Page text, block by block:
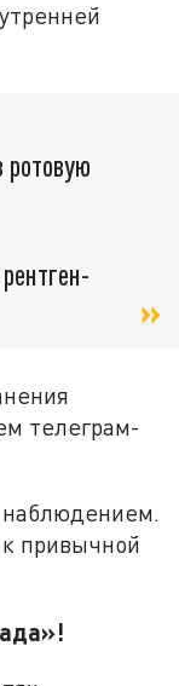
телеграм-
привычной